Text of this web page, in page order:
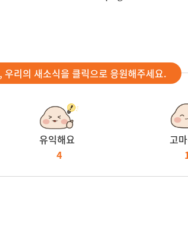
우리의 새소식을 클릭으로 응원해주세요.
유익해요
4
고